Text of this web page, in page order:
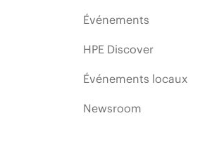
Événements
HPE Discover
Événements locaux
Newsroom